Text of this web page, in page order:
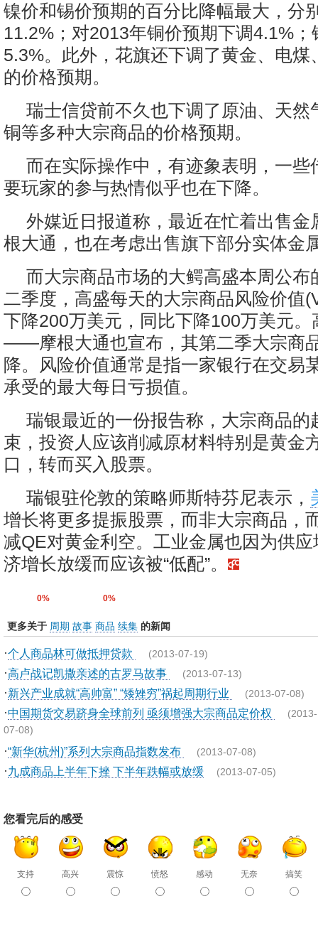
镍价和锡价预期的百分比降幅最大，分
11.2%；对2013年铜价预期下调4.1%；
5.3%。此外，花旗还下调了黄金、电煤
的价格预期。
瑞士信贷前不久也下调了原油、天然
铜等多种大宗商品的价格预期。
而在实际操作中，有迹象表明，一些
要玩家的参与热情似乎也在下降。
外媒近日报道称，最近在忙着出售金
根大通，也在考虑出售旗下部分实体金
而大宗商品市场的大鳄高盛本周公布
二季度，高盛每天的大宗商品风险价值
下降200万美元，同比下降100万美元。
——摩根大通也宣布，其第二季大宗商
降。风险价值通常是指一家银行在交易
承受的最大每日亏损值。
瑞银最近的一份报告称，大宗商品的
束，投资人应该削减原材料特别是黄金
口，转而买入股票。
瑞银驻伦敦的策略师斯特芬尼表示，
增长将更多提振股票，而非大宗商品，
减QE对黄金利空。工业金属也因为供
济增长放缓而应该被“低配”。
0% 0%
更多关于 周期 故事 商品 续集 的新闻
·个人商品林可做抵押贷款 (2013-07-19)
·高卢战记凯撒亲述的古罗马故事 (2013-07-13)
·新兴产业成就“高帅富” “矮矬穷”祸起周期行业 (2013-07-08)
·中国期货交易跻身全球前列 亟须增强大宗商品定价权 (2013-
07-08)
·“新华(杭州)”系列大宗商品指数发布 (2013-07-08)
·九成商品上半年下挫 下半年跌幅或放缓 (2013-07-05)
您看完后的感受
支持 高兴 震惊 愤怒 感动 无奈 搞笑